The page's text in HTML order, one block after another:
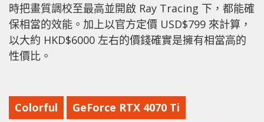
時把畫質調校至最高並開啟 Ray Tracing 下，都能確
保相當的效能。加上以官方定價 USD$799 來計算，
以大約 HKD$6000 左右的價錢確實是擁有相當高的
性價比。
Colorful GeForce RTX 4070 Ti